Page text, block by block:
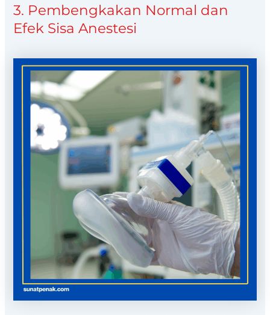
3. Pembengkakan Normal dan
Efek Sisa Anestesi